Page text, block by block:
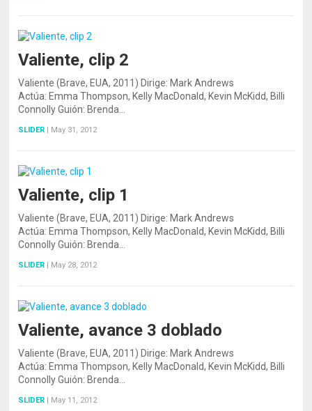
Valiente, clip 2
Valiente (Brave, EUA, 2011) Dirige: Mark Andrews
Actúa: Emma Thompson, Kelly MacDonald, Kevin McKidd, Billi
Connolly Guión: Brenda…
SLIDER | May 31, 2012
Valiente, clip 1
Valiente (Brave, EUA, 2011) Dirige: Mark Andrews
Actúa: Emma Thompson, Kelly MacDonald, Kevin McKidd, Billi
Connolly Guión: Brenda…
SLIDER | May 28, 2012
Valiente, avance 3 doblado
Valiente (Brave, EUA, 2011) Dirige: Mark Andrews
Actúa: Emma Thompson, Kelly MacDonald, Kevin McKidd, Billi
Connolly Guión: Brenda…
SLIDER | May 11, 2012